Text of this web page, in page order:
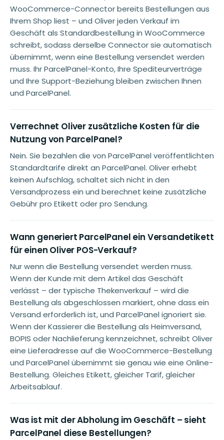
WooCommerce-Connector bereits Bestellungen aus
Ihrem Shop liest – und Oliver jeden Verkauf im
Geschäft als Standardbestellung in WooCommerce
schreibt, sodass derselbe Connector sie automatisch
übernimmt, wenn eine Bestellung versendet werden
muss. Ihr ParcelPanel-Konto, Ihre Spediteurverträge
und Ihre Support-Beziehung bleiben zwischen Ihnen
und ParcelPanel.
Verrechnet Oliver zusätzliche Kosten für die
Nutzung von ParcelPanel?
Nein. Sie bezahlen die von ParcelPanel veröffentlichten
Standardtarife direkt an ParcelPanel. Oliver erhebt
keinen Aufschlag, schaltet sich nicht in den
Versandprozess ein und berechnet keine zusätzliche
Gebühr pro Etikett oder pro Sendung.
Wann generiert ParcelPanel ein Versandetikett
für einen Oliver POS-Verkauf?
Nur wenn die Bestellung versendet werden muss.
Wenn der Kunde mit dem Artikel das Geschäft
verlässt – der typische Thekenverkauf – wird die
Bestellung als abgeschlossen markiert, ohne dass ein
Versand erforderlich ist, und ParcelPanel ignoriert sie.
Wenn der Kassierer die Bestellung als Heimversand,
BOPIS oder Nachlieferung kennzeichnet, schreibt Oliver
eine Lieferadresse auf die WooCommerce-Bestellung
und ParcelPanel übernimmt sie genau wie eine Online-
Bestellung. Gleiches Etikett, gleicher Tarif, gleicher
Arbeitsablauf.
Was ist mit der Abholung im Geschäft – sieht
ParcelPanel diese Bestellungen?